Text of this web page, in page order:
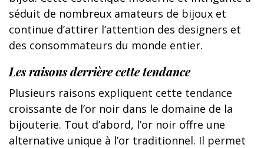
séduit de nombreux amateurs de bijoux et
continue d’attirer l’attention des designers et
des consommateurs du monde entier.
Les raisons derrière cette tendance
Plusieurs raisons expliquent cette tendance
croissante de l’or noir dans le domaine de la
bijouterie. Tout d’abord, l’or noir offre une
alternative unique à l’or traditionnel. Il permet